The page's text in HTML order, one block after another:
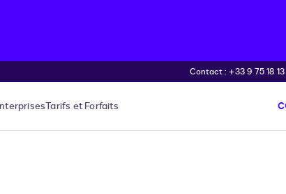
Contact : +33 9 75 18 13
Tarifs et Forfaits